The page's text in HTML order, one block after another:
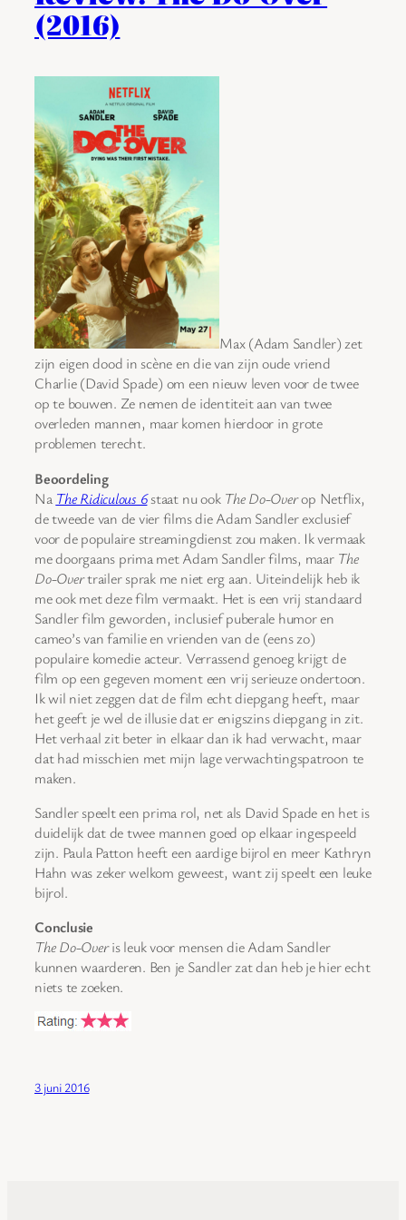
(2016)
Max (Adam Sandler) zet
zijn eigen dood in scène en die van zijn oude vriend
Charlie (David Spade) om een nieuw leven voor de twee
op te bouwen. Ze nemen de identiteit aan van twee
overleden mannen, maar komen hierdoor in grote
problemen terecht.
Beoordeling
Na The Ridiculous 6staat nu ook The Do-Overop Netflix,
de tweede van de vier films die Adam Sandler exclusief
voor de populaire streamingdienst zou maken. Ik vermaak
me doorgaans prima met Adam Sandler films, maar The
Do-Overtrailer sprak me niet erg aan. Uiteindelijk heb ik
me ook met deze film vermaakt. Het is een vrij standaard
Sandler film geworden, inclusief puberale humor en
cameo’s van familie en vrienden van de (eens zo)
populaire komedie acteur. Verrassend genoeg krijgt de
film op een gegeven moment een vrij serieuze ondertoon.
Ik wil niet zeggen dat de film echt diepgang heeft, maar
het geeft je wel de illusie dat er enigszins diepgang in zit.
Het verhaal zit beter in elkaar dan ik had verwacht, maar
dat had misschien met mijn lage verwachtingspatroon te
maken.
Sandler speelt een prima rol, net als David Spade en het is
duidelijk dat de twee mannen goed op elkaar ingespeeld
zijn. Paula Patton heeft een aardige bijrol en meer Kathryn
Hahn was zeker welkom geweest, want zij speelt een leuke
bijrol.
Conclusie
The Do-Overis leuk voor mensen die Adam Sandler
kunnen waarderen. Ben je Sandler zat dan heb je hier echt
niets te zoeken.
3 juni 2016